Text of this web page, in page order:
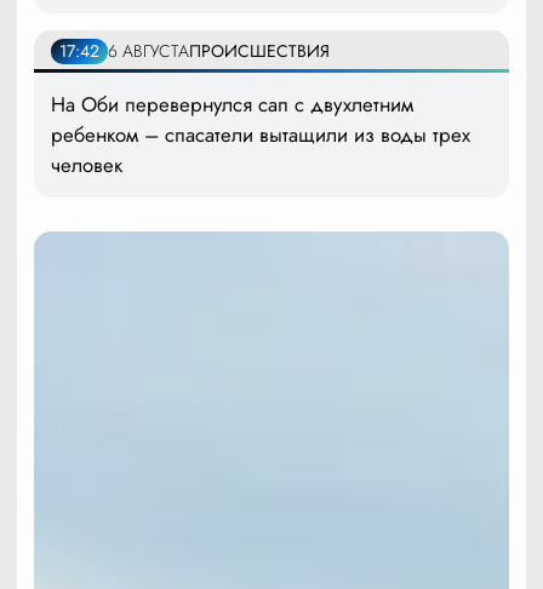
17:42 6 АВГУСТАПРОИСШЕСТВИЯ
На Оби перевернулся сап с двухлетним
ребенком – спасатели вытащили из воды трех
человек